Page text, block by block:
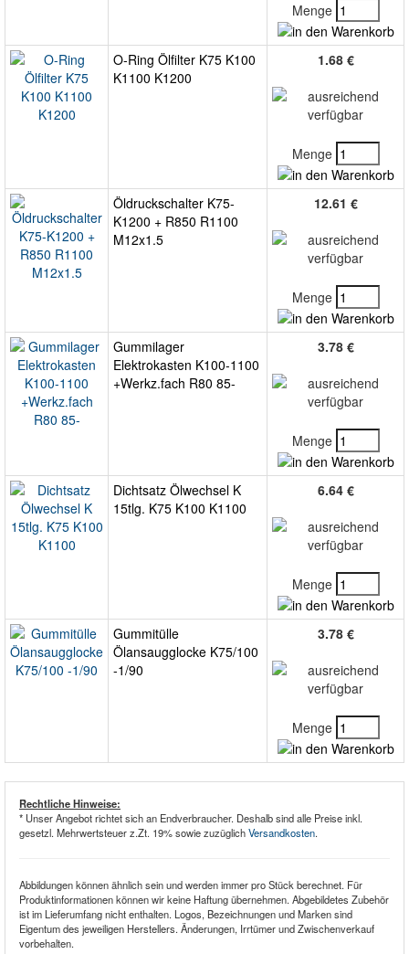
Menge
O-Ring Ölfilter K75 K100
K1100 K1200
1.68 €
Menge
Öldruckschalter K75-
K1200 + R850 R1100
M12x1.5
12.61 €
Menge
Gummilager
Elektrokasten K100-1100
+Werkz.fach R80 85-
3.78 €
Menge
Dichtsatz Ölwechsel K
15tlg. K75 K100 K1100
6.64 €
Menge
Gummitülle
Ölansaugglocke K75/100
-1/90
3.78 €
Menge
Rechtliche Hinweise:
* Unser Angebot richtet sich an Endverbraucher. Deshalb sind alle Preise inkl.
gesetzl. Mehrwertsteuer z.Zt. 19% sowie zuzüglichVersandkosten.
Abbildungen können ähnlich sein und werden immer pro Stück berechnet. Für
Produktinformationen können wir keine Haftung übernehmen. Abgebildetes Zubehör
ist im Lieferumfang nicht enthalten. Logos, Bezeichnungen und Marken sind
Eigentum des jeweiligen Herstellers. Änderungen, Irrtümer und Zwischenverkauf
vorbehalten.